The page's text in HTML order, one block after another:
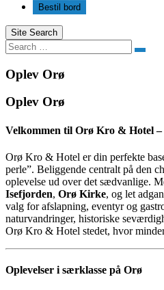
Bestil bord
Site Search
Search
Oplev Orø
Oplev Orø
Velkommen til Orø Kro & Hotel –
Orø Kro & Hotel er din perfekte
perle”. Beliggende centralt på den
oplevelse ud over det sædvanlige.
Isefjorden, Orø Kirke, og let
valg for afslapning, eventyr og
naturvandringer, historiske
Orø Kro & Hotel stedet, hvor
Oplevelser i særklasse på Orø